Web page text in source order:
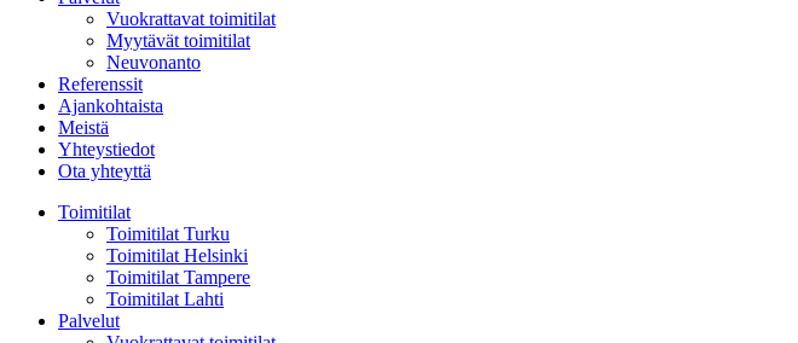
Vuokrattavat toimitilat
Myytävät toimitilat
Neuvonanto
Referenssit
Ajankohtaista
Meistä
Yhteystiedot
Ota yhteyttä
Toimitilat
Toimitilat Turku
Toimitilat Helsinki
Toimitilat Tampere
Toimitilat Lahti
Palvelut